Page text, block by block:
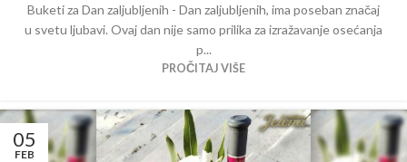
Buketi za Dan zaljubljenih - Dan zaljubljenih, ima poseban značaj
u svetu ljubavi. Ovaj dan nije samo prilika za izražavanje osećanja
p...
PROČITAJ VIŠE
05
FEB